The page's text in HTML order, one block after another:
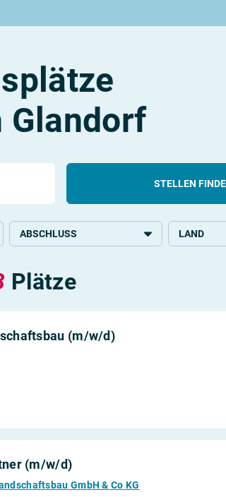
Glandorf
STELLEN
ABSCHLUSS
Mittlere Schulbildung
LAND
Plätze
(m/w/d)
(m/w/d)
GmbH & Co KG